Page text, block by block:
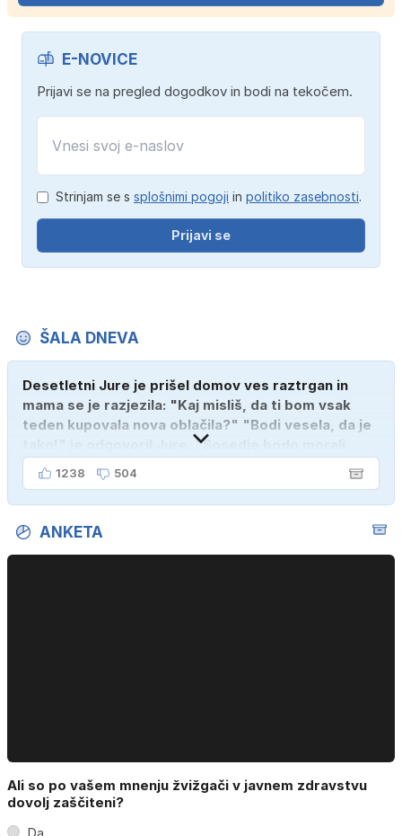
E-NOVICE
Prijavi se na pregled dogodkov in bodi na tekočem.
Strinjam se s splošnimi pogoji in politiko zasebnosti.
Prijavi se
ŠALA DNEVA
Desetletni Jure je prišel domov ves raztrgan in
mama se je razjezila: "Kaj misliš, da ti bom vsak
teden kupovala nova oblačila?" "Bodi vesela, da je
tako!" je odgovoril Jure. "Sosedje bodo morali
kupiti novega sina, tako sem ga prebutal!"
1238 504
ANKETA
Ali so po vašem mnenju žvižgači v javnem zdravstvu
dovolj zaščiteni?